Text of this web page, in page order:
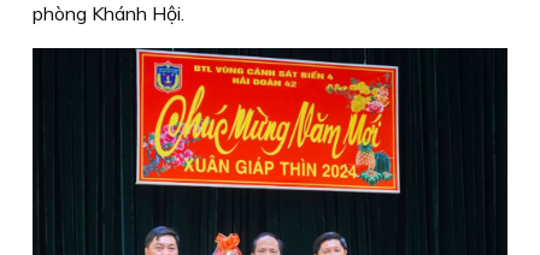
phòng Khánh Hội.